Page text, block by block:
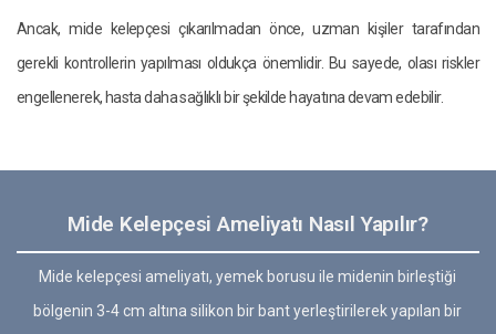
Ancak, mide kelepçesi çıkarılmadan önce, uzman kişiler tarafından
gerekli kontrollerin yapılması oldukça önemlidir. Bu sayede, olası riskler
engellenerek, hasta daha sağlıklı bir şekilde hayatına devam edebilir.
Mide Kelepçesi Ameliyatı Nasıl Yapılır?
Mide kelepçesi ameliyatı, yemek borusu ile midenin birleştiği
bölgenin 3-4 cm altına silikon bir bant yerleştirilerek yapılan bir